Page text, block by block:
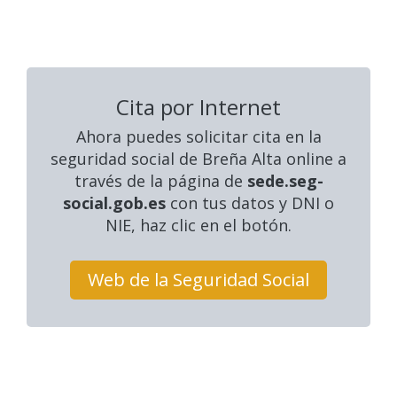
Cita por Internet
Ahora puedes solicitar cita en la
seguridad social de Breña Alta online a
través de la página de sede.seg-
social.gob.es con tus datos y DNI o
NIE, haz clic en el botón.
Web de la Seguridad Social